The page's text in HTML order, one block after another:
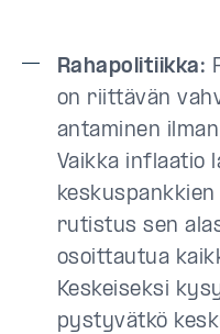
Rahapolitiikka:
on riittävän
antaminen
Vaikka inflaatio
rutistus sen
osoittautua
Keskeiseksi
pystyvätkö